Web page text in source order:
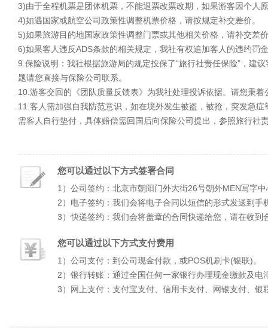
3)由于全程机票是团体机票，不能退票改票改期，如果游客因个人
4)如遇国家或航空公司政策性调整机票价格，请按规定补交差价。
5)如果旅游目的地国家政策性调整门票或其他相关价格，请补交差
6)如果客人违反ADS条款的相关规定，我社有权追加客人的违约罚
9.保险说明：我社根据旅游局的规定投保了“旅行社责任保险”，建
题请您直接与保险公司联系。
10.游客交回的《团队质量反馈表》为我社处理投诉依据。请您秉
11.客人需加强自我防范意识，如在境外发生被盗，被抢，突发急
需客人自行垫付，具体赔偿需回国后向保险公司提出，参照旅行社
您可以通过以下方式签署合同
1）公司签约：北京市朝阳门外大街26号朝外MEN写字
2）电子签约：我们会将电子合同以短信的形式发送到
3）快递签约：我们会将盖章的合同快递给您，请在收
您可以通过以下方式支付费用
1）公司支付：到公司现金付款，或POS机刷卡(银联)。
2）银行转账：通过全国任何一家银行办理现金缴款及
3）网上支付：支付宝支付、信用卡支付、网银支付、银